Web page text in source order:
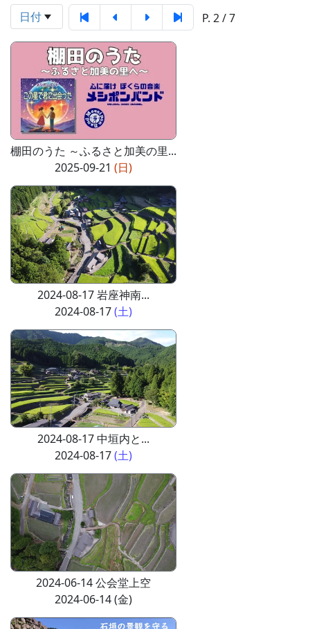
日付 P. 2 / 7
棚田のうた ～ふるさと加美の里...
2025-09-21 (日)
2024-08-17 岩座神南...
2024-08-17(土)
2024-08-17 中垣内と...
2024-08-17(土)
2024-06-14 公会堂上空
2024-06-14 (金)